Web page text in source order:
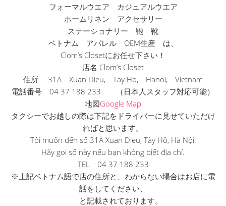
フォーマルウエア カジュアルウエア
ホームリネン アクセサリー
ステーショナリー 鞄 靴
ベトナム アパレル OEM生産 は、
Clom’s Closetにお任せ下さい！
店名 Clom’s Closet
住所 31A Xuan Dieu, Tay Ho, Hanoi, Vietnam
電話番号 04 37 188 233 （日本人スタッフ対応可能）
地図Google Map
タクシーでお越しの際は下記をドライバーに見せていただけ
ればと思います。
Tôi muốn đến số 31A Xuan Dieu, Tây Hồ, Hà Nội.
Hãy gọi số này nếu bạn không biết địa chỉ.
TEL 04 37 188 233
※上記ベトナム語で店の住所と、 わからない場合はお店に電
話をしてください、
と記載されております。